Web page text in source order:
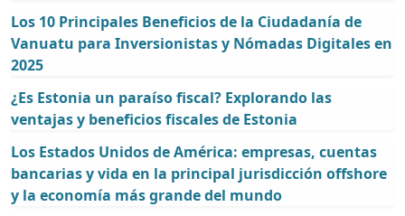
Los 10 Principales Beneficios de la Ciudadanía de
Vanuatu para Inversionistas y Nómadas Digitales en
2025
¿Es Estonia un paraíso fiscal? Explorando las
ventajas y beneficios fiscales de Estonia
Los Estados Unidos de América: empresas, cuentas
bancarias y vida en la principal jurisdicción offshore
y la economía más grande del mundo